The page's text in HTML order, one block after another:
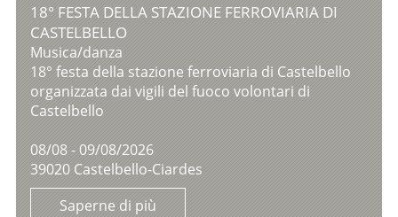
18° FESTA DELLA STAZIONE FERROVIARIA DI
CASTELBELLO
Musica/danza
18° festa della stazione ferroviaria di Castelbello
organizzata dai vigili del fuoco volontari di
Castelbello
08/08 - 09/08/2026
39020 Castelbello-Ciardes
Saperne di più